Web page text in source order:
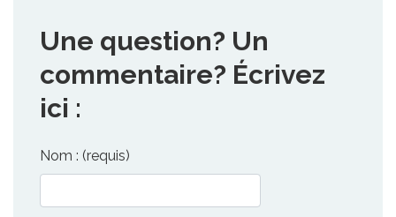
Une question? Un
commentaire? Écrivez
ici :
Nom : (requis)